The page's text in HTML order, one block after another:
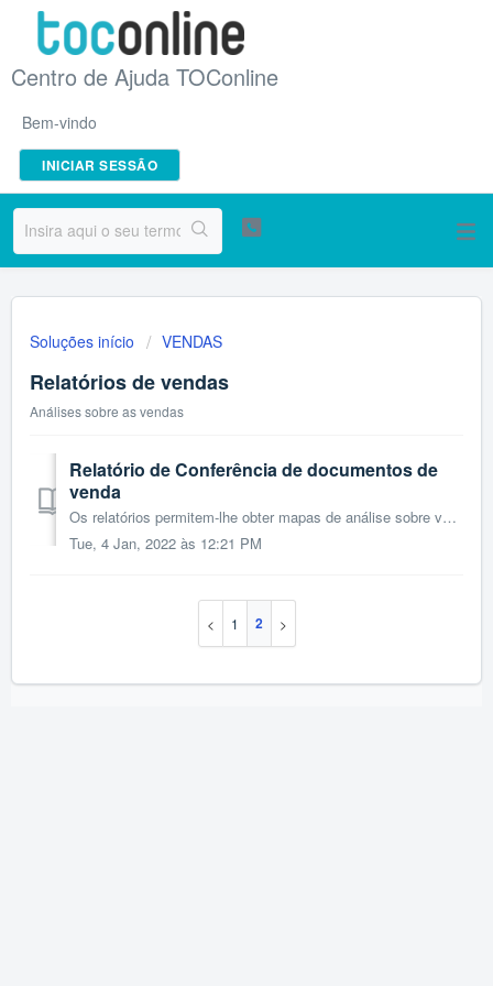
Centro de Ajuda TOConline
Bem-vindo
INICIAR SESSÃO
Soluções início VENDAS
Relatórios de vendas
Análises sobre as vendas
Relatório de Conferência de documentos de
venda
Os relatórios permitem-lhe obter mapas de análise sobre várias áreas da sua empresa. São ferramentas úteis e complementares quer a nível de gestão da ativid...
Tue, 4 Jan, 2022 às 12:21 PM
1 2